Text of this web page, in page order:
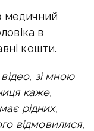
медичний
в
кошти.
зі мною
каже,
рідних,
відмовилися,